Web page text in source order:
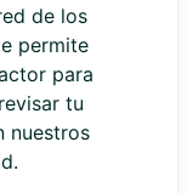
de los
permite
para
tu
nuestros